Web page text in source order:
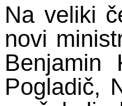
Na veliki
novi
Benjamin
Pogladič,